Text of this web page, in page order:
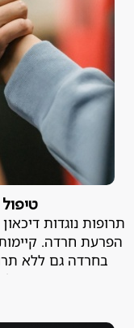
תרופות נוגדות
הפרעת חרדה.
בחרדה גם ללא